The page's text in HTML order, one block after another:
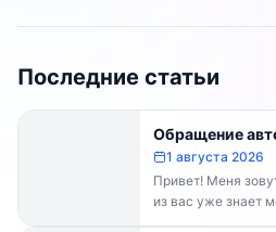
Последние статьи
Обращение
1 августа 2026
Привет! Меня
из вас уже знает